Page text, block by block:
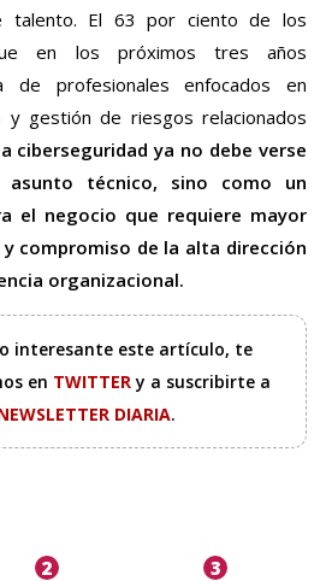
talento. El 63 por ciento de los
en los próximos tres años
de profesionales enfocados en
y gestión de riesgos relacionados
ciberseguridad ya no debe verse
asunto técnico, sino como un
el negocio que requiere mayor
compromiso de la alta dirección
organizacional.
interesante este artículo, te
en TWITTERy a suscribirte a
DIARIA.
2 3